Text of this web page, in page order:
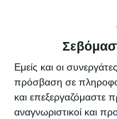
Εμείς και οι
πρόσβαση σε
και επεξεργαζόμαστε
αναγνωριστικοί και
ιδανικές για
οριζόντια
πολύτιμο
μεταλλικό
βασίζονται σε